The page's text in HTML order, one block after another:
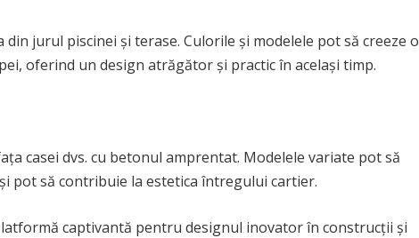
jurul piscinei și terase. Culorile și modelele pot să creeze o
oferind un design atrăgător și practic în același timp.
casei dvs. cu betonul amprentat. Modelele variate pot să
pot să contribuie la estetica întregului cartier.
captivantă pentru designul inovator în construcții și